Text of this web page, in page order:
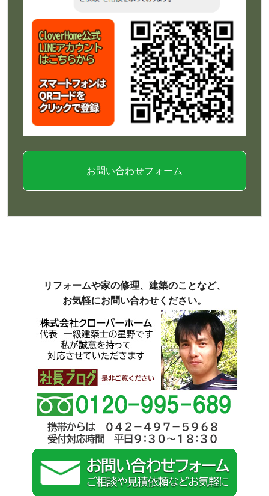
お問い合わせフォーム
リフォームや家の修理、建築のことなど、
お気軽にお問い合わせください。